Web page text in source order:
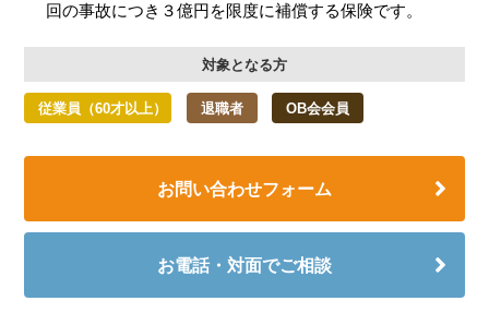
回の事故につき３億円を限度に補償する保険です。
対象となる方
従業員（60才以上） 退職者 OB会会員
お問い合わせフォーム
お電話・対面でご相談